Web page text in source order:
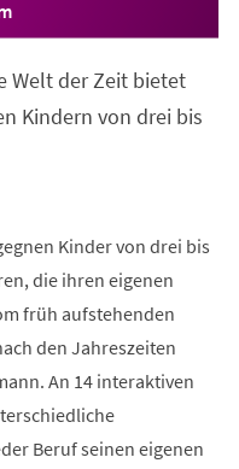
Welt der Zeit bietet
Kindern von drei bis
Kinder von drei bis
die ihren eigenen
früh aufstehenden
den Jahreszeiten
An 14 interaktiven
Beruf seinen eigenen